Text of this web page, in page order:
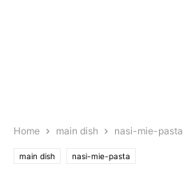
Home main dish nasi-mie-pasta
main dish nasi-mie-pasta